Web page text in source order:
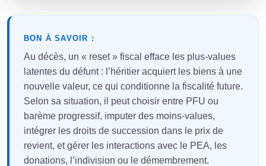
BON À SAVOIR :
Au décès, un « reset » fiscal efface les plus-values
latentes du défunt : l’héritier acquiert les biens à une
nouvelle valeur, ce qui conditionne la fiscalité future.
Selon sa situation, il peut choisir entre PFU ou
barème progressif, imputer des moins-values,
intégrer les droits de succession dans le prix de
revient, et gérer les interactions avec le PEA, les
donations, l’indivision ou le démembrement.